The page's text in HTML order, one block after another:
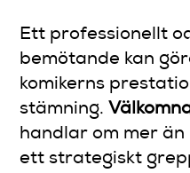
Ett professionellt
bemötande kan
komikerns
stämning.
handlar om mer
ett strategiskt